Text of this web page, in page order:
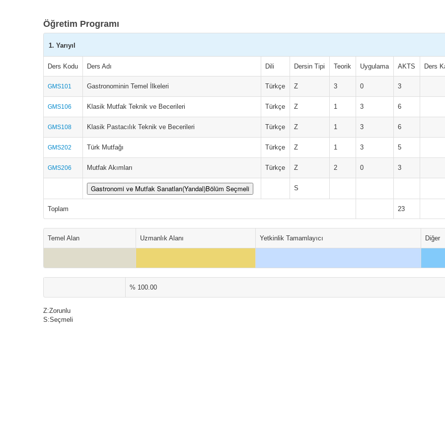
Öğretim Programı
1. Yarıyıl
Ders Kodu Ders Adı Dili Dersin Tipi Teorik Uygulama AKTS Ders
GMS101 Gastronominin Temel İlkeleri Türkçe Z 3 0 3
GMS106 Klasik Mutfak Teknik ve Becerileri Türkçe Z 1 3 6
GMS108 Klasik Pastacılık Teknik ve Becerileri Türkçe Z 1 3 6
GMS202 Türk Mutfağı Türkçe Z 1 3 5
GMS206 Mutfak Akımları Türkçe Z 2 0 3
Gastronomi ve Mutfak Sanatları(Yandal)Bölüm Seçmeli S
Toplam 23
Temel Alan Uzmanlık Alanı Yetkinlik Tamamlayıcı Diğer
% 100.00
Z:Zorunlu
S:Seçmeli